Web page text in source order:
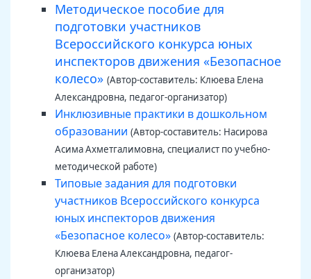
Методическое пособие для
подготовки участников
Всероссийского конкурса юных
инспекторов движения «Безопасное
колесо» (Автор-составитель: Клюева Елена
Александровна, педагог-организатор)
Инклюзивные практики в дошкольном
образовании (Автор-составитель: Насирова
Асима Ахметгалимовна, специалист по учебно-
методической работе)
Типовые задания для подготовки
участников Всероссийского конкурса
юных инспекторов движения
«Безопасное колесо» (Автор-составитель:
Клюева Елена Александровна, педагог-
организатор)